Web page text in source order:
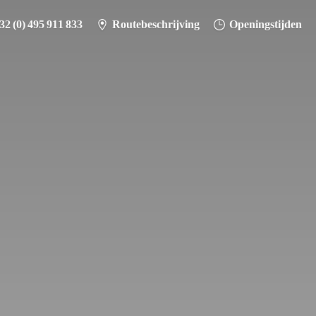
(0) 495 911 833 Routebeschrijving Openingstijden